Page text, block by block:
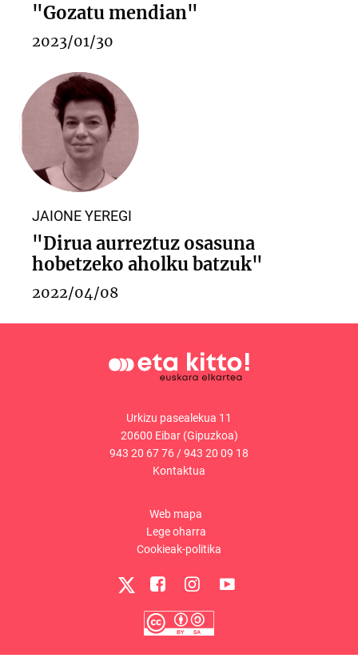
"Gozatu mendian"
2023/01/30
JAIONE YEREGI
"Dirua aurreztuz osasuna
hobetzeko aholku batzuk"
2022/04/08
Urkizu pasealekua 11
20600 Eibar (Gipuzkoa)
943 20 67 76 /943 20 09 18
Kontaktua
Web mapa
Lege oharra
Cookieak-politika